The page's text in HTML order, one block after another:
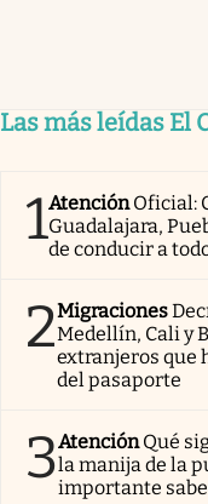
Las más leídas El
1AtenciónOficial:
Guadalajara,
de conducir a
2Migraciones
Medellín, Cali y
extranjeros que
del pasaporte
3AtenciónQué
la manija de la
importante